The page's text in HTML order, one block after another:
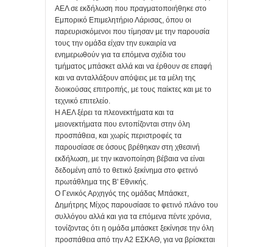
ΑΕΛ σε εκδήλωση που πραγματοποιήθηκε στο
Εμπορικό Επιμελητήριο Λάρισας, όπου οι
παρευρισκόμενοι που τίμησαν με την παρουσία
τους την ομάδα είχαν την ευκαιρία να
ενημερωθούν για τα επόμενα σχέδια του
τμήματος μπάσκετ αλλά και να έρθουν σε επαφή
και να ανταλλάξουν απόψεις με τα μέλη της
διοικούσας επιτροπής, με τους παίκτες και με το
τεχνικό επιτελείο.
Η ΑΕΛ ξέρει τα πλεονεκτήματα και τα
μειονεκτήματα που εντοπίζονται στην όλη
προσπάθεια, και χωρίς περιστροφές τα
παρουσίασε σε όσους βρέθηκαν στη χθεσινή
εκδήλωση, με την ικανοποίηση βέβαια να είναι
δεδομένη από το θετικό ξεκίνημα στο φετινό
πρωτάθλημα της Β' Εθνικής.
Ο Γενικός Αρχηγός της ομάδας Μπάσκετ,
Δημήτρης Μίχος παρουσίασε το φετινό πλάνο του
συλλόγου αλλά και για τα επόμενα πέντε χρόνια,
τονίζοντας ότι η ομάδα μπάσκετ ξεκίνησε την όλη
προσπάθεια από την Α2 ΕΣΚΑΘ, για να βρίσκεται